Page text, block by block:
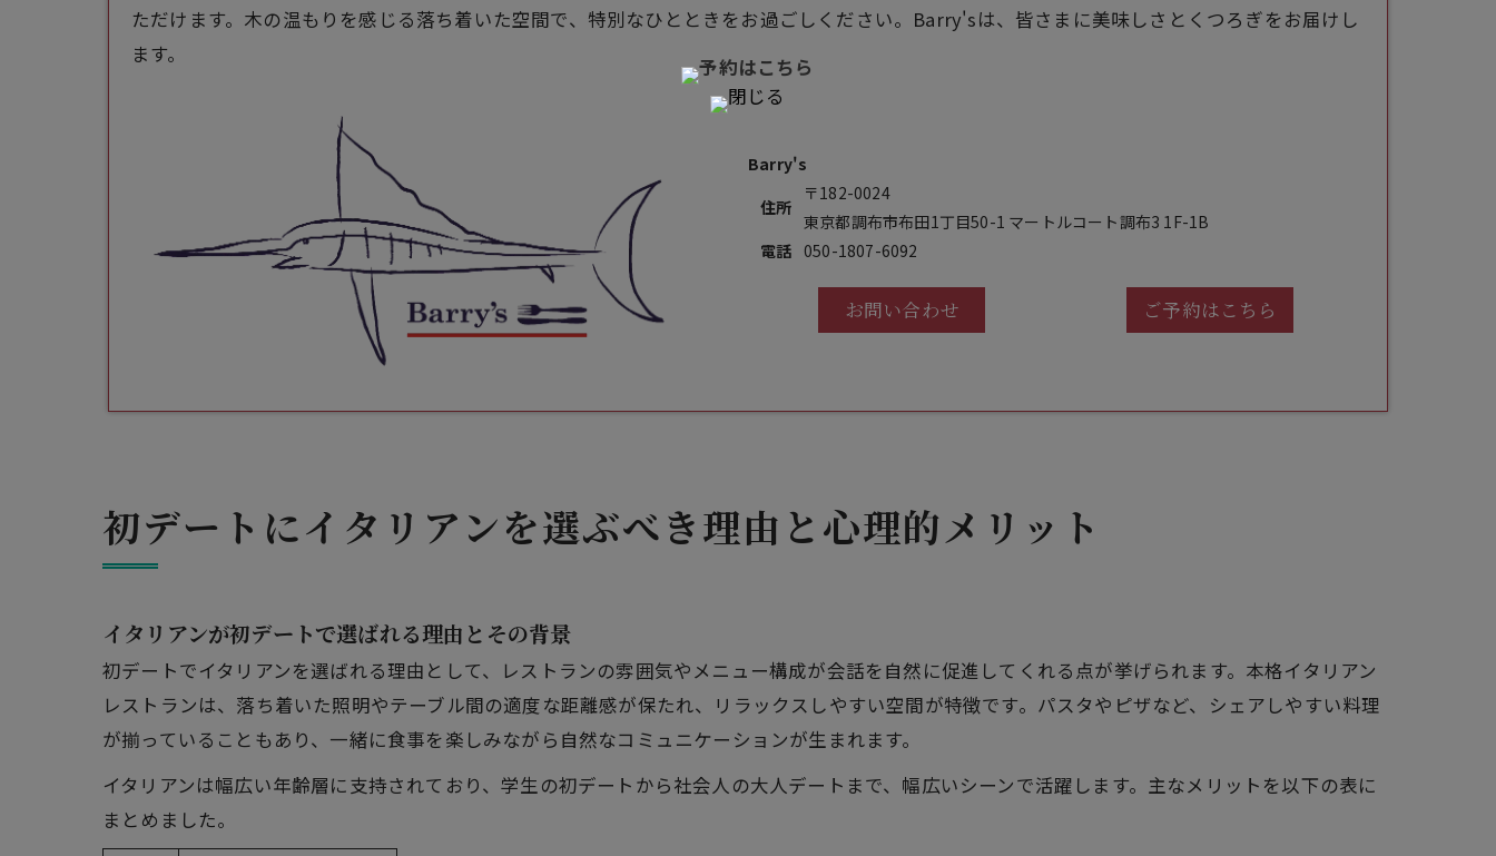
ただけます。木の温もりを感じる落ち着いた空間で、特別なひとときをお過ごしください。Barry'sは、皆さまに美味しさとくつろぎをお届けし
ます。
Barry's
住所
〒182-0024
東京都調布市布田1丁目50-1 マートルコート調布3 1F-1B
電話 050-1807-6092
お問い合わせ ご予約はこちら
初デートにイタリアンを選ぶべき理由と心理的メリット
イタリアンが初デートで選ばれる理由とその背景
初デートでイタリアンを選ばれる理由として、レストランの雰囲気やメニュー構成が会話を自然に促進してくれる点が挙げられます。本格イタリアン
レストランは、落ち着いた照明やテーブル間の適度な距離感が保たれ、リラックスしやすい空間が特徴です。パスタやピザなど、シェアしやすい料理
が揃っていることもあり、一緒に食事を楽しみながら自然なコミュニケーションが生まれます。
イタリアンは幅広い年齢層に支持されており、学生の初デートから社会人の大人デートまで、幅広いシーンで活躍します。主なメリットを以下の表に
まとめました。